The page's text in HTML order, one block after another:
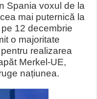
Spania voxul de la
mai puternică la
12 decembrie
o majoritate
realizarea
Merkel-UE,
națiunea.